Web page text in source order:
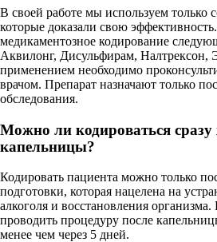
В своей работе мы используем только
которые доказали свою
медикаментозное кодирование
Аквилонг, Дисульфирам, Налтрексон,
применением необходимо
врачом. Препарат назначают только
обследования.
Можно ли кодироваться сразу
капельницы?
Кодировать пациента можно только
подготовки, которая нацелена на
алкоголя и восстановления
проводить процедуру после
менее чем через 5 дней.